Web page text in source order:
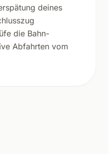
deines
die Bahn-
Abfahrten vom